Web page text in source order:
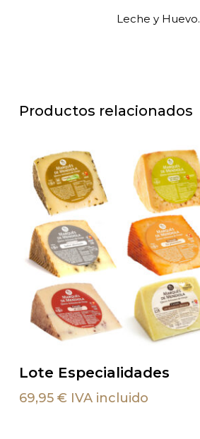
Leche y Huevo.
Productos relacionados
Lote Especialidades
69,95 € IVA incluido